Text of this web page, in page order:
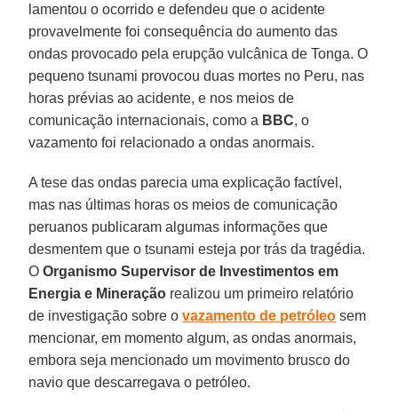
lamentou o ocorrido e defendeu que o acidente
provavelmente foi consequência do aumento das
ondas provocado pela erupção vulcânica de Tonga. O
pequeno tsunami provocou duas mortes no Peru, nas
horas prévias ao acidente, e nos meios de
comunicação internacionais, como a BBC, o
vazamento foi relacionado a ondas anormais.
A tese das ondas parecia uma explicação factível,
mas nas últimas horas os meios de comunicação
peruanos publicaram algumas informações que
desmentem que o tsunami esteja por trás da tragédia.
OOrganismo Supervisor de Investimentos em
Energia e Mineração realizou um primeiro relatório
de investigação sobre ovazamento de petróleo sem
mencionar, em momento algum, as ondas anormais,
embora seja mencionado um movimento brusco do
navio que descarregava o petróleo.